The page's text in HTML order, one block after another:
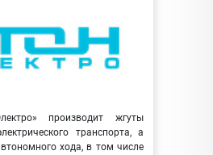
производит жгуты
транспорта, а
хода, в том числе